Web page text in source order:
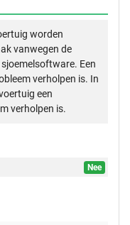
worden
vanwegen de
Een
verholpen is. In
een
verholpen is.
Nee